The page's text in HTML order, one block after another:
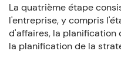
La quatrième étape
l'entreprise, y compris
d'affaires, la
la planification de la